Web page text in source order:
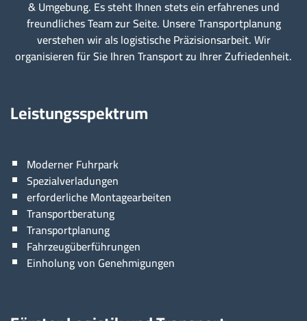
& Umgebung. Es steht Ihnen stets ein erfahrenes und
freundliches Team zur Seite. Unsere Transportplanung
verstehen wir als logistische Präzisionsarbeit. Wir
organisieren für Sie Ihren Transport zu Ihrer Zufriedenheit.
Leistungsspektrum
Moderner Fuhrpark
Spezialverladungen
erforderliche Montagearbeiten
Transportberatung
Transportplanung
Fahrzeugüberführungen
Einholung von Genehmigungen